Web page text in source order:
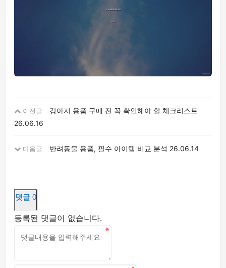
이전글
강아지 용품 구매 전 꼭 확인해야 할 체크리스트
26.06.16
다음글 반려동물 용품, 필수 아이템 비교 분석 26.06.14
댓글 0
등록된 댓글이 없습니다.